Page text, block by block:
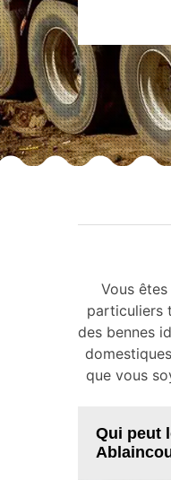
Vous
particuliers
des bennes
que vous
Qui peut